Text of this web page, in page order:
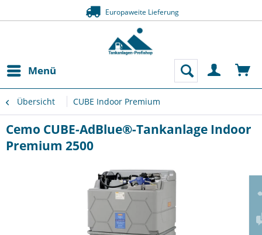
Europaweite Lieferung
Menü
Übersicht CUBE Indoor Premium
Cemo CUBE-AdBlue®-Tankanlage Indoor
Premium 2500